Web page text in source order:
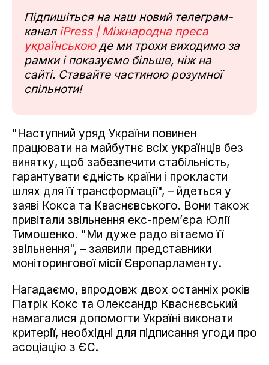
Підпишіться на наш новий телеграм-
канал iPress | Міжнародна преса
українськоюде ми трохи виходимо за
рамки і показуємо більше, ніж на
сайті. Ставайте частиною розумної
спільноти!
"Наступний уряд України повинен
працювати на майбутнє всіх українців без
винятку, щоб забезпечити стабільність,
гарантувати єдність країни і прокласти
шлях для її трансформації", – йдеться у
заяві Кокса та Кваснєвського. Вони також
привітали звільнення екс-прем’єра Юлії
Тимошенко. "Ми дуже радо вітаємо її
звільнення", – заявили представники
моніторингової місії Європарламенту.
Нагадаємо, впродовж двох останніх років
Патрік Кокс та Олександр Кваснєвський
намагалися допомогти Україні виконати
критерії, необхідні для підписання угоди про
асоціацію з ЄС.